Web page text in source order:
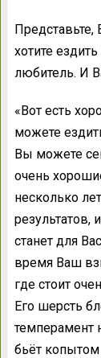
хотите
любитель. И
«Вот есть
можете
Вы можете
очень
несколько
результатов,
станет для
время Ваш
где стоит
Его шерсть
темперамент
бьёт